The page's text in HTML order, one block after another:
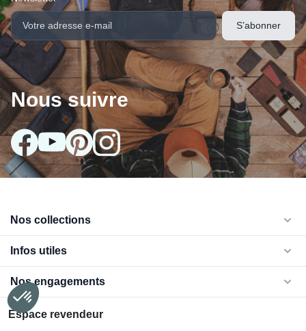
Nous suivre
Nos collections
Infos utiles
Nos engagements
Espace revendeur